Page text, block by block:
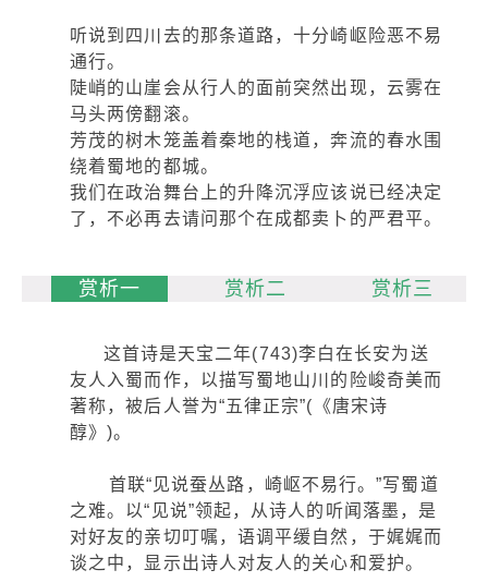
听说到四川去的那条道路，十分崎岖险恶不易
通行。
陡峭的山崖会从行人的面前突然出现，云雾在
马头两傍翻滚。
芳茂的树木笼盖着秦地的栈道，奔流的春水围
绕着蜀地的都城。
我们在政治舞台上的升降沉浮应该说已经决定
了，不必再去请问那个在成都卖卜的严君平。
赏析一 赏析二 赏析三
这首诗是天宝二年(743)李白在长安为送
友人入蜀而作，以描写蜀地山川的险峻奇美而
著称，被后人誉为“五律正宗”(《唐宋诗
醇》)。
首联“见说蚕丛路，崎岖不易行。”写蜀道
之难。以“见说”领起，从诗人的听闻落墨，是
对好友的亲切叮嘱，语调平缓自然，于娓娓而
谈之中，显示出诗人对友人的关心和爱护。